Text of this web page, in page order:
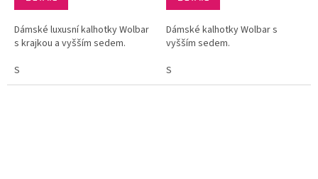
Dámské luxusní kalhotky Wolbar
s krajkou a vyšším sedem.
S
Dámské kalhotky Wolbar s
vyšším sedem.
S